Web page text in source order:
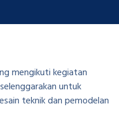
mengikuti kegiatan
untuk
teknik dan pemodelan